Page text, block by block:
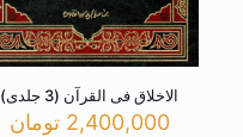
الاخلاق فی القرآن (3 جلدی)
2,400,000 تومان